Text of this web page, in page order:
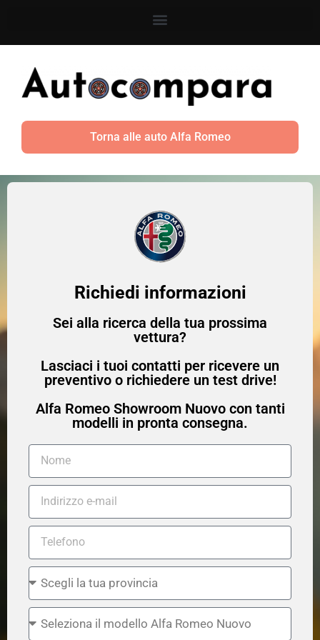
Torna alle auto Alfa Romeo
Richiedi informazioni
Sei alla ricerca della tua prossima
vettura?
Lasciaci i tuoi contatti per ricevere un
preventivo o richiedere un test drive!
Alfa Romeo Showroom Nuovo con tanti
modelli in pronta consegna.